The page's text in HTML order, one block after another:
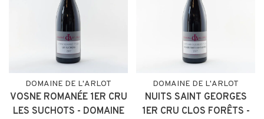
DOMAINE DE L'ARLOT
VOSNE ROMANÉE 1ER CRU
LES SUCHOTS - DOMAINE
DOMAINE DE L'ARLOT
NUITS SAINT GEORGES
1ER CRU CLOS FORÊTS -